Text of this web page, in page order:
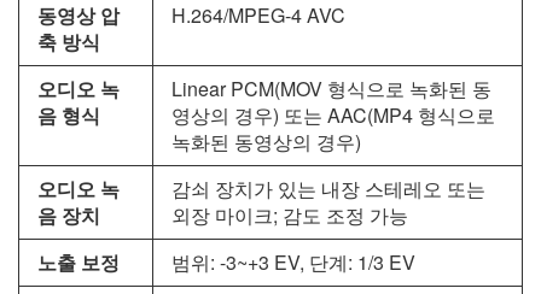
동영상 압
축 방식
H.264/MPEG‑4 AVC
오디오 녹
음 형식
Linear PCM(MOV 형식으로 녹화된 동
영상의 경우) 또는 AAC(MP4 형식으로
녹화된 동영상의 경우)
오디오 녹
음 장치
감쇠 장치가 있는 내장 스테레오 또는
외장 마이크; 감도 조정 가능
노출 보정
범위: -3~+3 EV, 단계: 1/3 EV